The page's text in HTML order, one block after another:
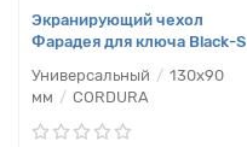
Экранирующий чехол
Фарадея для ключа Black-S
Универсальный
130х90
мм
CORDURA